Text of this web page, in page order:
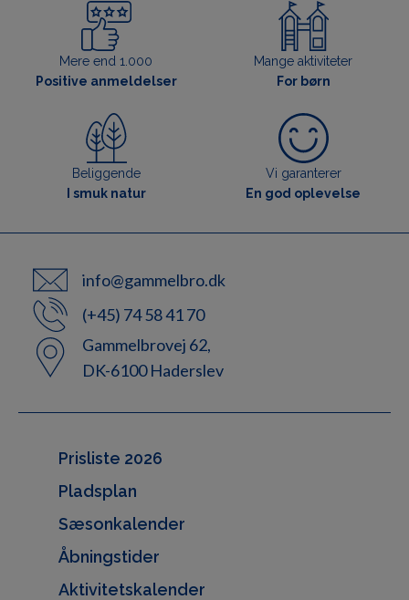
Mere end 1.000
Positive anmeldelser
Mange aktiviteter
For børn
Beliggende
I smuk natur
Vi garanterer
En god oplevelse
info@gammelbro.dk
(+45) 74 58 41 70
Gammelbrovej 62,
DK-6100 Haderslev
Prisliste 2026
Pladsplan
Sæsonkalender
Åbningstider
Aktivitetskalender